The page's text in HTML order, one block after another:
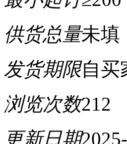
供货总量未填
发货期限自买
浏览次数212
更新日期